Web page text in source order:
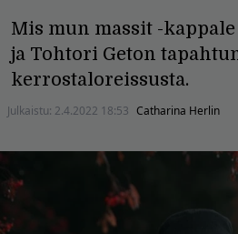
Mis mun massit -
ja Tohtori Geton
kerrostaloreissusta.
Julkaistu: 2.4.2022 18:53 Catharina Herlin